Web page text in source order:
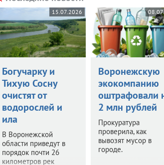
15.07.2026
Богучарку и
Тихую Сосну
очистят от
водорослей и
ила
В Воронежской
области приведут в
порядок почти 26
километров рек
Воронежскую
экокомпанию
оштрафовали
2 млн рублей
Прокуратура
проверила, как
вывозят мусор в
городе.